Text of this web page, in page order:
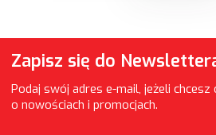
Zapisz się do
Podaj swój adres e-mail, jeżeli
o nowościach i promocjach.